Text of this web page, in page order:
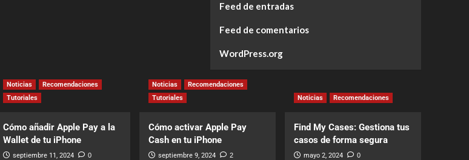
Feed de entradas
Feed de comentarios
WordPress.org
Noticias
Recomendaciones
Tutoriales
Cómo añadir Apple Pay a la
Wallet de tu iPhone
septiembre 11, 2024 0
Noticias
Recomendaciones
Tutoriales
Cómo activar Apple Pay
Cash en tu iPhone
septiembre 9, 2024 2
Noticias Recomendaciones
Find My Cases: Gestiona tus
casos de forma segura
mayo 2, 2024 0